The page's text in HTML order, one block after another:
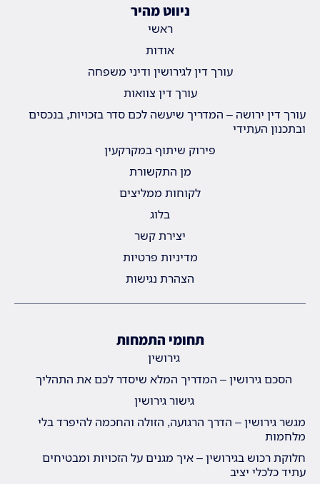
ניווט מהיר
ראשי
אודות
עורך דין לגירושין ודיני משפחה
עורך דין צוואות
עורך דין ירושה – המדריך שיעשה לכם סדר בזכויות, בנכסים
ובתכנון העתידי
פירוק שיתוף במקרקעין
מן התקשורת
לקוחות ממליצים
בלוג
יצירת קשר
מדיניות פרטיות
הצהרת נגישות
תחומי התמחות
גירושין
הסכם גירושין – המדריך המלא שיסדר לכם את התהליך
גישור גירושין
מגשר גירושין – הדרך הרגועה, הזולה והחכמה להיפרד בלי
מלחמות
חלוקת רכוש בגירושין – איך מגנים על הזכויות ומבטיחים
עתיד כלכלי יציב